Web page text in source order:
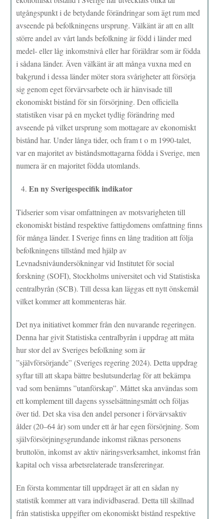
utgångspunkt i de betydande förändringar som ägt rum med
avseende på befolkningens ursprung. Välkänt är att en allt
större andel av vårt lands befolkning är född i länder med
medel- eller låg inkomstnivå eller har föräldrar som är födda
i sådana länder. Även välkänt är att många vuxna med en
bakgrund i dessa länder möter stora svårigheter att försörja
sig genom eget förvärvsarbete och är hänvisade till
ekonomiskt bistånd för sin försörjning. Den officiella
statistiken visar på en mycket tydlig förändring med
avseende på vilket ursprung som mottagare av ekonomiskt
bistånd har. Under långa tider, och fram t o m 1990-talet,
var en majoritet av biståndsmottagarna födda i Sverige, men
numera är en majoritet födda utomlands.
En ny Sverigespecifik indikator
Tidserier som visar omfattningen av motsvarigheten till
ekonomiskt bistånd respektive fattigdomens omfattning finns
för många länder. I Sverige finns en lång tradition att följa
befolkningens tillstånd med hjälp av
Levnadsnivåundersökningar vid Institutet för social
forskning (SOFI), Stockholms universitet och vid Statistiska
centralbyrån (SCB). Till dessa kan läggas ett nytt önskemål
vilket kommer att kommenteras här.
Det nya initiativet kommer från den nuvarande regeringen.
Denna har givit Statistiska centralbyrån i uppdrag att mäta
hur stor del av Sveriges befolkning som är
”självförsörjande” (Sveriges regering 2024). Detta uppdrag
syftar till att skapa bättre beslutsunderlag för att bekämpa
vad som benämns ”utanförskap”. Måttet ska användas som
ett komplement till dagens sysselsättningsmått och följas
över tid. Det ska visa den andel personer i förvärvsaktiv
ålder (20–64 år) som under ett år har egen försörjning. Som
självförsörjningsgrundande inkomst räknas personens
bruttolön, inkomst av aktiv näringsverksamhet, inkomst från
kapital och vissa arbetsrelaterade transfereringar.
En första kommentar till uppdraget är att en sådan ny
statistik kommer att vara individbaserad. Detta till skillnad
från statistiska uppgifter om ekonomiskt bistånd respektive